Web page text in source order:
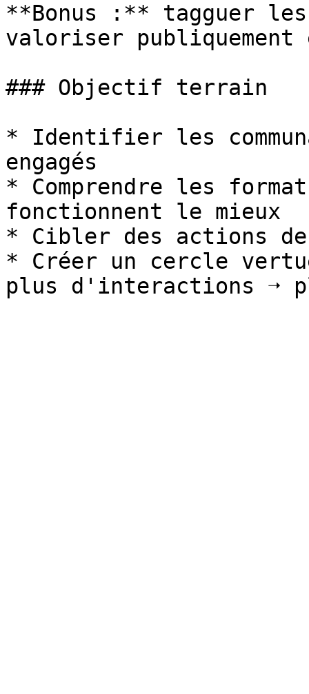
**Bonus :** tagguer
valoriser
### Objectif terrain
* Identifier les
engagés
* Comprendre les
fonctionnent le mieux
* Cibler des actions
* Créer un cercle